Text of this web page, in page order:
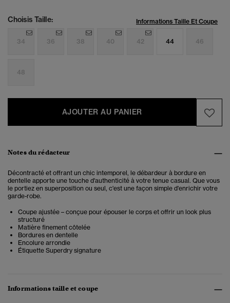
Choisis Taille: Informations Taille Et Coupe
34 36 38 40 42 44 46
48
AJOUTER AU PANIER
Notes du rédacteur
Décontracté et offrant un chic intemporel, le débardeur à bordure en
dentelle apporte une touche d'authenticité à votre tenue casual. Que vous
le portiez en superposition ou seul, c'est une façon simple d'enrichir votre
garde-robe.
Coupe ajustée – conçue pour épouser le corps et offrir un look plus
structuré
Matière finement côtelée
Bordures en dentelle
Encolure arrondie
Étiquette Superdry signature
Informations taille et coupe